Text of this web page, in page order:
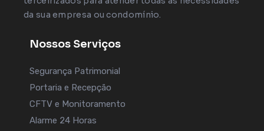
da sua empresa ou condomínio.
Nossos Serviços
Segurança Patrimonial
Portaria e Recepção
CFTV e Monitoramento
Alarme 24 Horas